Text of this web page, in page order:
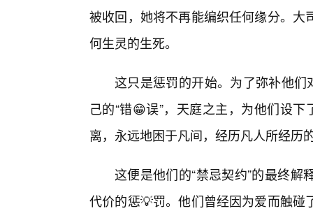
被收回，她将不再能编织任何缘分。
何生灵的生死。
这只是惩罚的开始。为了弥补他们
己的“错😁误”，天庭之主，为他们设
离，永远地困于凡间，经历凡人所经历
这便是他们的“禁忌契约”的最终
代价的惩💡罚。他们曾经因为爱而触